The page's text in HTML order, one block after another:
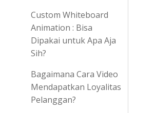
Custom Whiteboard
Animation : Bisa
Dipakai untuk Apa Aja
Sih?
Bagaimana Cara Video
Mendapatkan Loyalitas
Pelanggan?